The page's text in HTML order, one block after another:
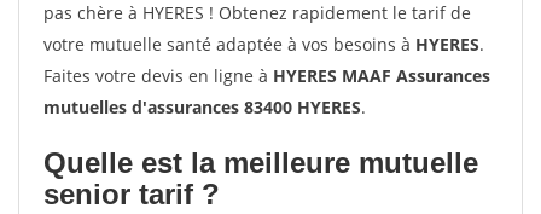
pas chère à HYERES ! Obtenez rapidement le tarif de
votre mutuelle santé adaptée à vos besoins à HYERES.
Faites votre devis en ligne à HYERES MAAF Assurances
mutuelles d'assurances 83400 HYERES.
Quelle est la meilleure mutuelle
senior tarif ?